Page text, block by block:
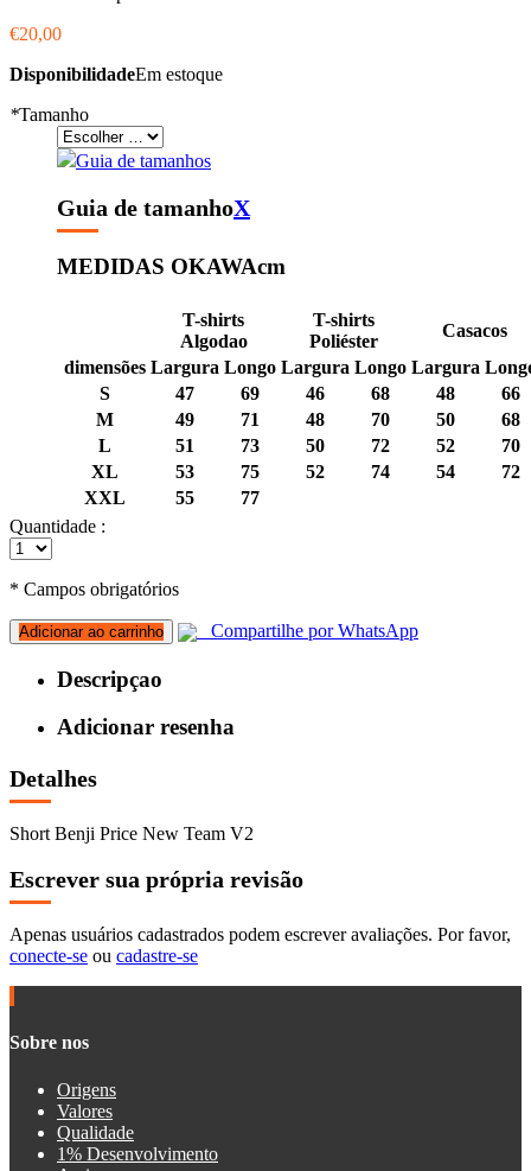
€20,00
DisponibilidadeEm estoque
*Tamanho
Guia de tamanhos
Guia de tamanhoX
MEDIDAS OKAWAcm
T-shirts
Algodao
T-shirts
Poliéster
Casacos
dimensões Largura Longo Largura Longo Largura
S
47 69 46 68 48
66
M
49 71 48 70 50
68
L
51 73 50 72 52
70
XL
53 75 52 74 54
72
XXL
55
77
Quantidade :
* Campos obrigatórios
Adicionar ao carrinho Compartilhe por WhatsApp
Descripçao
Adicionar resenha
Detalhes
Short Benji Price New Team V2
Escrever sua própria revisão
Apenas usuários cadastrados podem escrever avaliações. Por favor,
conecte-se ou cadastre-se
Sobre nos
Origens
Valores
Qualidade
1% Desenvolvimento